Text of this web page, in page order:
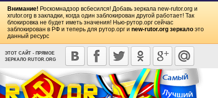
Внимание! Роскомнадзор всбесился! Добавь зеркала new-rutor.org и
xrutor.org в закладки, когда один заблокирован другой работает! Так
блокировка не будет иметь значения! Нью-рутор.орг сейчас
заблокирован в РФ и теперь для рутор.орг и new-rutor.org зеркало это
данный ресурс
ЭТОТ САЙТ - ПРЯМОЕ
ЗЕРКАЛО RUTOR.ORG